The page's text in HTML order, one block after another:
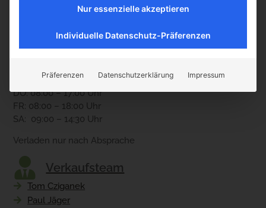
35428 Langgöns
Öffnungszeiten
MI: 08:00 – 16:00 Uhr
DO: 08:00 – 17:00 Uhr
FR: 08:00 – 18:00 Uhr
SA: 09:00 – 14:30 Uhr
Verladen nur nach Absprache
Verkaufsteam
Tom Cziganek
Paul Jäger
Nur essenzielle akzeptieren
Individuelle Datenschutz-Präferenzen
Präferenzen Datenschutzerklärung Impressum